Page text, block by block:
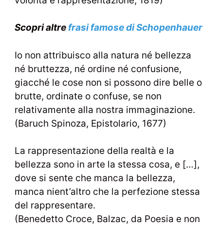
Scopri altre frasi famose di Schopenhauer
Io non attribuisco alla natura né bellezza
né bruttezza, né ordine né confusione,
giacché le cose non si possono dire belle o
brutte, ordinate o confuse, se non
relativamente alla nostra immaginazione.
(Baruch Spinoza, Epistolario, 1677)
La rappresentazione della realtà e la
bellezza sono in arte la stessa cosa, e […],
dove si sente che manca la bellezza,
manca nient’altro che la perfezione stessa
del rappresentare.
(Benedetto Croce, Balzac, da Poesia e non